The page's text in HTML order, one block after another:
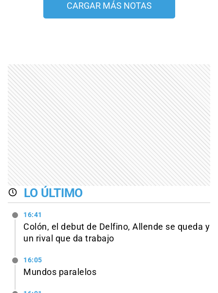
CARGAR MÁS NOTAS
LO ÚLTIMO
16:41
Colón, el debut de Delfino, Allende se queda y
un rival que da trabajo
16:05
Mundos paralelos